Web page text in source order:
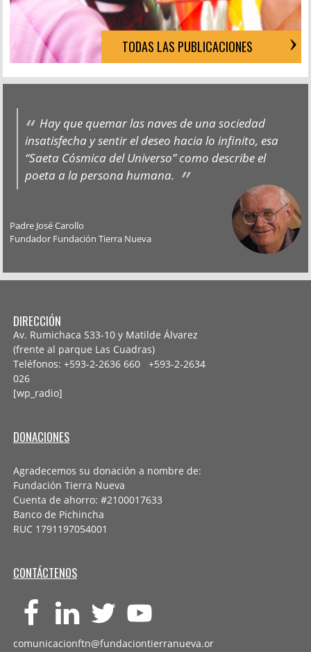
TODAS LAS PUBLICACIONES
Hay que quemar las naves de una sociedad
insatisfecha y sentir el deseo hacia lo infinito, esa
“Saeta Cósmica del Universo” como describe el
poeta a la persona humana.
Padre José Carollo
Fundador Fundación Tierra Nueva
DIRECCIÓN
Av. Rumichaca S33-10 y Matilde Álvarez
(frente al parque Las Cuadras)
Teléfonos: +593-2-2636 660 +593-2-2634
026
[wp_radio]
DONACIONES
Agradecemos su donación a nombre de:
Fundación Tierra Nueva
Cuenta de ahorro: #2100017633
Banco de Pichincha
RUC 1791197054001
CONTÁCTENOS
comunicacionftn@fundaciontierranueva.or